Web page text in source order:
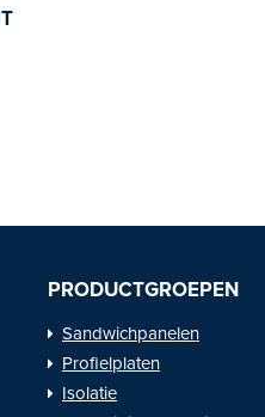
PRODUCTGROEPEN
Sandwichpanelen
Profielplaten
Isolatie